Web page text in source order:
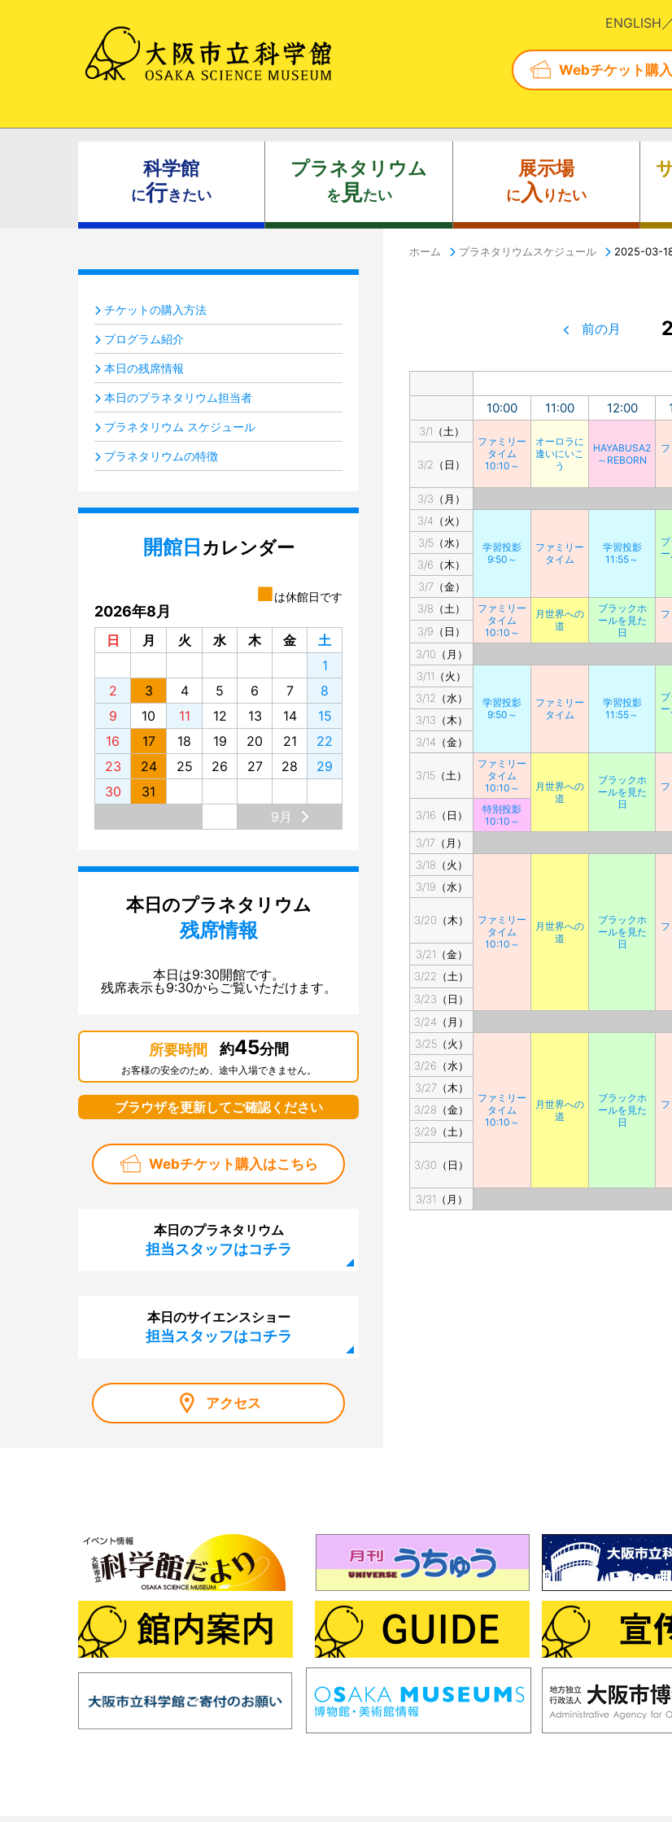
ENGLISH
Webチケット購
科学館
に行きたい
プラネタリウム
を 見たい
展示場
に入 りたい
ホーム プラネタリウムスケジュール 2025-03-
前の月
10:00
11:00 12:00
3/1（土）
ファミリー
タイム
10:10～
オーロラに
逢いにいこ
う
HAYABUSA2
～REBORN
3/2（日）
3/3（月）
3/4（火）
学習投影
9:50～
ファミリー
タイム
学習投影
11:55～
3/5（水）
3/6（木）
3/7（金）
3/8（土）
ファミリー
タイム
10:10～
月世界への
道
ブラックホ
ールを見た
日
3/9（日）
3/10（月）
3/11（火）
学習投影
9:50～
ファミリー
タイム
学習投影
11:55～
3/12（水）
3/13（木）
3/14（金）
3/15（土）
ファミリー
タイム
10:10～
月世界への
道
ブラックホ
ールを見た
日
3/16（日）
特別投影
10:10～
3/17（月）
3/18（火）
ファミリー
タイム
10:10～
月世界への
道
ブラックホ
ールを見た
日
3/19（水）
3/20（木）
3/21（金）
3/22（土）
3/23（日）
3/24（月）
3/25（火）
ファミリー
タイム
10:10～
月世界への
道
ブラックホ
ールを見た
日
3/26（水）
3/27（木）
3/28（金）
3/29（土）
3/30（日）
3/31（月）
チケットの購入方法
プログラム紹介
本日の残席情報
本日のプラネタリウム担当者
プラネタリウム スケジュール
プラネタリウムの特徴
開館日 カレンダー
■は休館日です
2026年8月
日 月 火 水 木 金
土
1
2
3 4 5 6 7
8
9
10 11 12 13 14
15
16
17 18 19 20 21
22
23
24 25 26 27 28
29
30
31
9月
本日のプラネタリウム
残席情報
本日は9:30開館です。
残席表示も9:30からご覧いただけます。
所要時間 約45分間
お客様の安全のため、途中入場できません。
ブラウザを更新してご確認ください
Webチケット購入はこちら
本日のプラネタリウム
担当スタッフはコチラ
本日のサイエンスショー
担当スタッフはコチラ
アクセス